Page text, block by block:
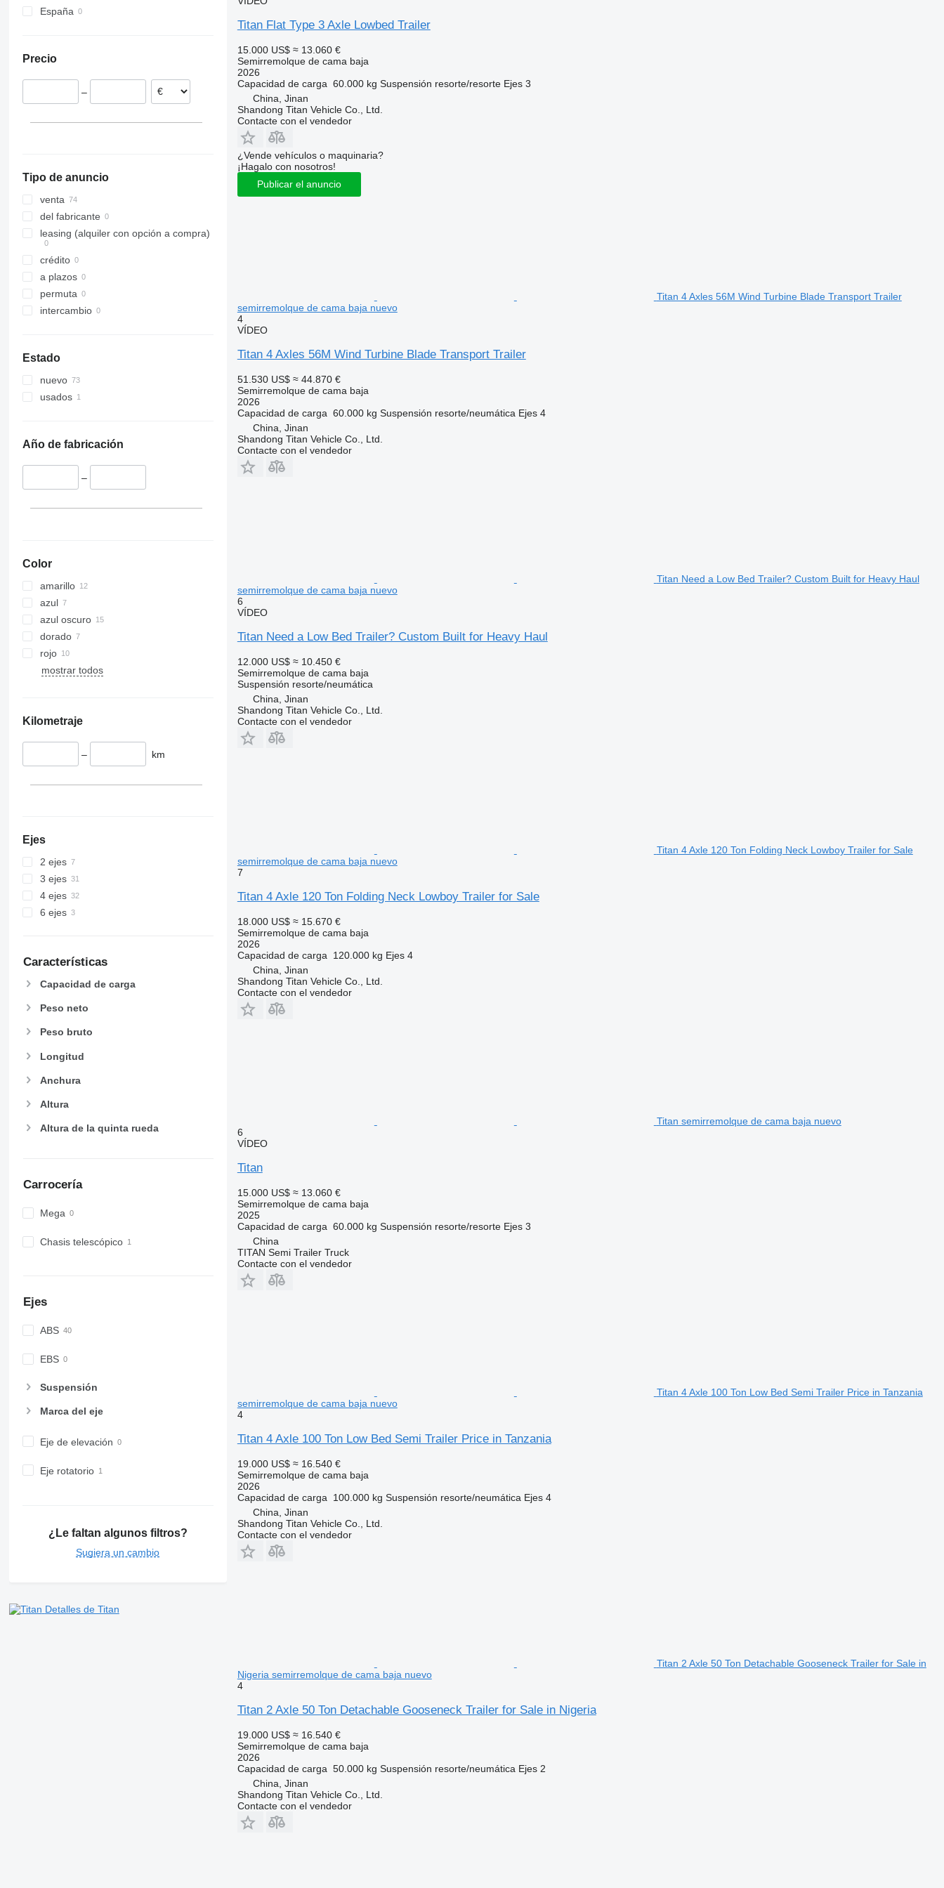
España
Precio
–
Tipo de anuncio
venta
del fabricante
leasing (alquiler con opción a compra)
crédito
a plazos
permuta
intercambio
Estado
nuevo
usados
Año de fabricación
–
Color
amarillo
azul
azul oscuro
dorado
rojo
mostrar todos
Kilometraje
– km
Ejes
2 ejes
3 ejes
4 ejes
6 ejes
Características
Capacidad de carga
Peso neto
Peso bruto
Longitud
Anchura
Altura
Altura de la quinta rueda
Carrocería
Mega
Chasis telescópico
Ejes
ABS
EBS
Suspensión
Marca del eje
Eje de elevación
Eje rotatorio
¿Le faltan algunos filtros?
Sugiera un cambio
Detalles de Titan
Titan Flat Type 3 Axle Lowbed Trailer
15.000 US$ ≈ 13.060 €
Semirremolque de cama baja
2026
Capacidad de carga 60.000 kg Suspensión resorte/resorte Ejes 3
China, Jinan
Shandong Titan Vehicle Co., Ltd.
Contacte con el vendedor
¿Vende vehículos o maquinaria?
¡Hagalo con nosotros!
Publicar el anuncio
Titan 4 Axles 56M Wind Turbine Blade Transport Trailer
semirremolque de cama baja nuevo
4
VÍDEO
Titan 4 Axles 56M Wind Turbine Blade Transport Trailer
51.530 US$ ≈ 44.870 €
Semirremolque de cama baja
2026
Capacidad de carga 60.000 kg Suspensión resorte/neumática Ejes 4
China, Jinan
Shandong Titan Vehicle Co., Ltd.
Contacte con el vendedor
Titan Need a Low Bed Trailer? Custom Built for Heavy Haul
semirremolque de cama baja nuevo
6
VÍDEO
Titan Need a Low Bed Trailer? Custom Built for Heavy Haul
12.000 US$ ≈ 10.450 €
Semirremolque de cama baja
Suspensión resorte/neumática
China, Jinan
Shandong Titan Vehicle Co., Ltd.
Contacte con el vendedor
Titan 4 Axle 120 Ton Folding Neck Lowboy Trailer for Sale
semirremolque de cama baja nuevo
7
Titan 4 Axle 120 Ton Folding Neck Lowboy Trailer for Sale
18.000 US$ ≈ 15.670 €
Semirremolque de cama baja
2026
Capacidad de carga
120.000 kg Ejes 4
China, Jinan
Shandong Titan Vehicle Co., Ltd.
Contacte con el vendedor
Titan semirremolque de cama baja nuevo
6
VÍDEO
Titan
15.000 US$ ≈ 13.060 €
Semirremolque de cama baja
2025
Capacidad de carga 60.000 kg Suspensión resorte/resorte Ejes 3
China
TITAN Semi Trailer Truck
Contacte con el vendedor
Titan 4 Axle 100 Ton Low Bed Semi Trailer Price in Tanzania
semirremolque de cama baja nuevo
4
Titan 4 Axle 100 Ton Low Bed Semi Trailer Price in Tanzania
19.000 US$ ≈ 16.540 €
Semirremolque de cama baja
2026
Capacidad de carga
100.000 kg Suspensión resorte/neumática Ejes 4
China, Jinan
Shandong Titan Vehicle Co., Ltd.
Contacte con el vendedor
Titan 2 Axle 50 Ton Detachable Gooseneck Trailer for Sale in
Nigeria semirremolque de cama baja nuevo
4
Titan 2 Axle 50 Ton Detachable Gooseneck Trailer for Sale in Nigeria
19.000 US$ ≈ 16.540 €
Semirremolque de cama baja
2026
Capacidad de carga 50.000 kg Suspensión resorte/neumática Ejes 2
China, Jinan
Shandong Titan Vehicle Co., Ltd.
Contacte con el vendedor